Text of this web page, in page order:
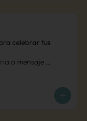
celebrar tus
o mensaje
ocasión que
inolvidable, solo